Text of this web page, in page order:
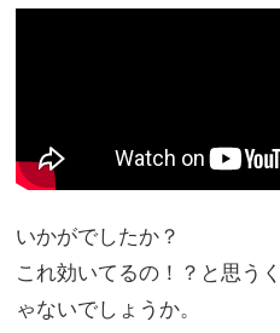
いかがでしたか？
これ効いてるの！？と思う
ゃないでしょうか。